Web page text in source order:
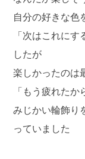
自分の好きな色
「次はこれに
したが
楽しかったのは
「もう疲れたか
みじかい輪飾り
っていました